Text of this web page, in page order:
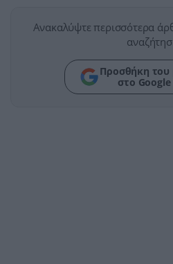
Ανακαλύψτε περισσότερα
Προσθήκη του
στο